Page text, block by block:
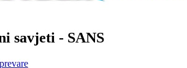
savjeti - SANS